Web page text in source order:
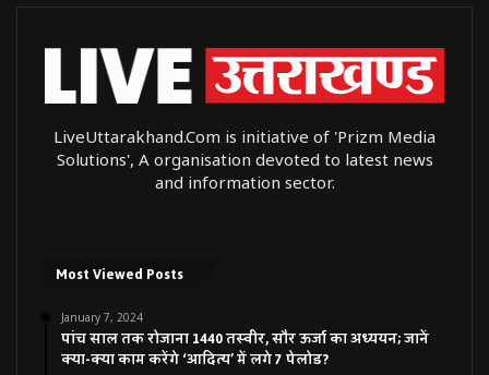
LiveUttarakhand.Com is initiative of 'Prizm Media
Solutions', A organisation devoted to latest news
and information sector.
Most Viewed Posts
January 7, 2024
पांच साल तक रोजाना 1440 तस्वीर, सौर ऊर्जा का अध्ययन; जानें
क्या-क्या काम करेंगे ‘आदित्य’ में लगे 7 पेलोड?